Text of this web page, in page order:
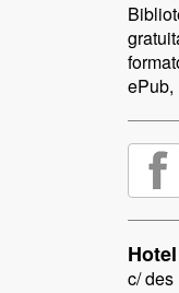
ePub,
c/ des